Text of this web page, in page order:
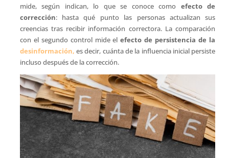
mide, según indican, lo que se conoce como efecto de
corrección: hasta qué punto las personas actualizan sus
creencias tras recibir información correctora. La comparación
con el segundo control mide elefecto de persistencia de la
desinformación, es decir, cuánta de la influencia inicial persiste
incluso después de la corrección.